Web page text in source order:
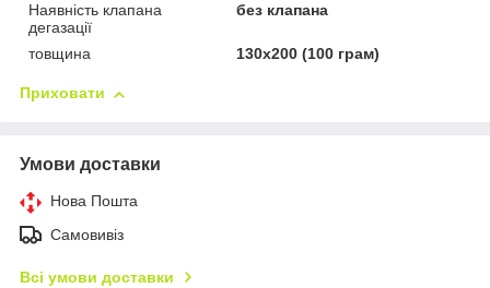
Наявність клапана
дегазації
без клапана
товщина 130x200 (100 грам)
Приховати
Умови доставки
Нова Пошта
Самовивіз
Всі умови доставки